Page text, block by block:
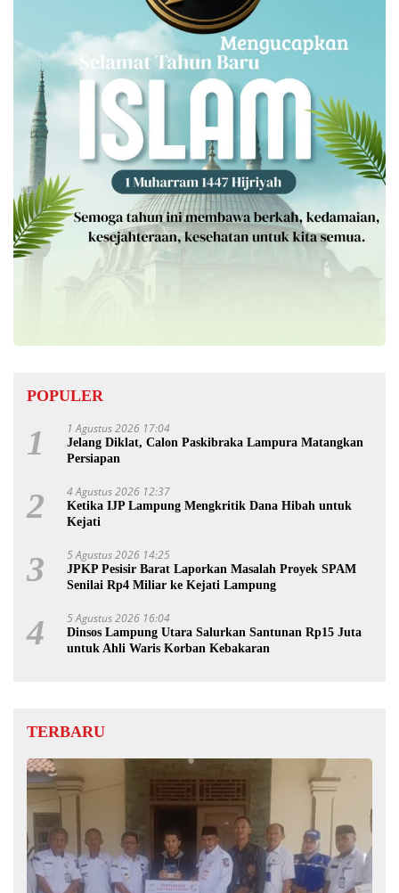
POPULER
1 1 Agustus 2026 17:04
Jelang Diklat, Calon Paskibraka Lampura Matangkan
Persiapan
2 4 Agustus 2026 12:37
Ketika IJP Lampung Mengkritik Dana Hibah untuk
Kejati
3 5 Agustus 2026 14:25
JPKP Pesisir Barat Laporkan Masalah Proyek SPAM
Senilai Rp4 Miliar ke Kejati Lampung
4 5 Agustus 2026 16:04
Dinsos Lampung Utara Salurkan Santunan Rp15 Juta
untuk Ahli Waris Korban Kebakaran
TERBARU